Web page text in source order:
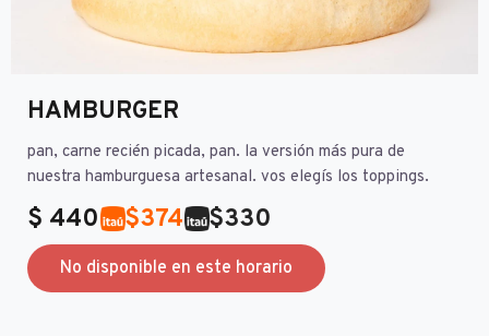
HAMBURGER
pan, carne recién picada, pan. la versión más pura de
nuestra hamburguesa artesanal. vos elegís los toppings.
$ 440 $330
$374
No disponible en este horario